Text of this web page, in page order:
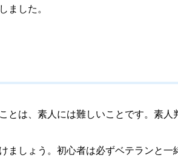
した。
とは、素人には難しいことです。素
しょう。初心者は必ずベテランと一